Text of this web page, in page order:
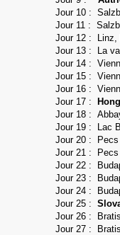
Jour 10 :
Jour 11 :
Jour 12 : Linz,
Jour 13 : La
Jour 14 :
Jour 15 :
Jour 16 :
Jour 17 :
Jour 18 :
Jour 19 : Lac
Jour 20 : Pecs
Jour 21 : Pecs
Jour 22 :
Jour 23 :
Jour 24 :
Jour 25 :
Jour 26 :
Jour 27 :